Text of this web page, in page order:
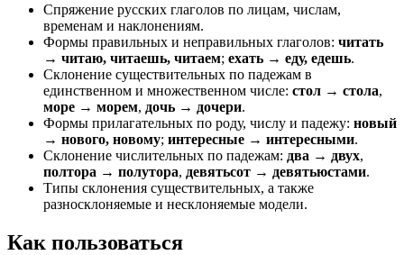
Спряжение русских глаголов по лицам, числам,
временам и наклонениям.
Формы правильных и неправильных глаголов: читать
→ читаю, читаешь, читаем; ехать → еду, едешь.
Склонение существительных по падежам в
единственном и множественном числе: стол → стола,
море → морем, дочь → дочери.
Формы прилагательных по роду, числу и падежу: новый
→ нового, новому; интересные → интересными.
Склонение числительных по падежам: два → двух,
полтора → полутора, девятьсот → девятьюстами.
Типы склонения существительных, а также
разносклоняемые и несклоняемые модели.
Как пользоваться